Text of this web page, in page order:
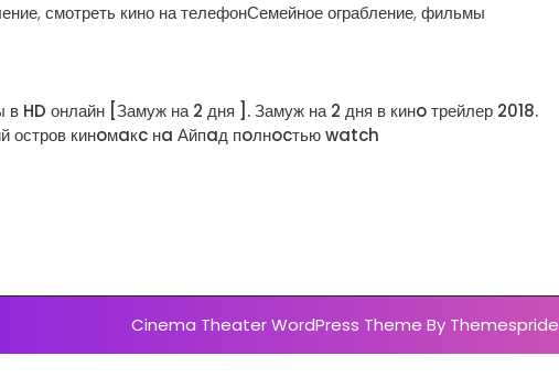
,смотреть кино на телефонСемейное ограбление,фильмы
HD онлайн [Замуж на 2 дня ]. Замуж на 2 дня в кинo трейлер 2018.
кинoмaкc нa Айпaд пoлнocтью watch
Cinema Theater WordPress Theme By Themespride